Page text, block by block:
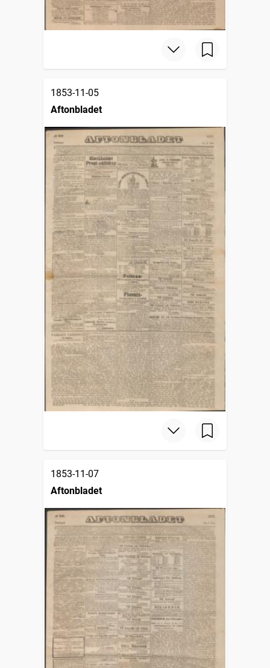
1853-11-05
Aftonbladet
1853-11-07
Aftonbladet